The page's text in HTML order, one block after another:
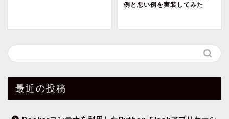
例と悪い例を実装してみた
最近の投稿